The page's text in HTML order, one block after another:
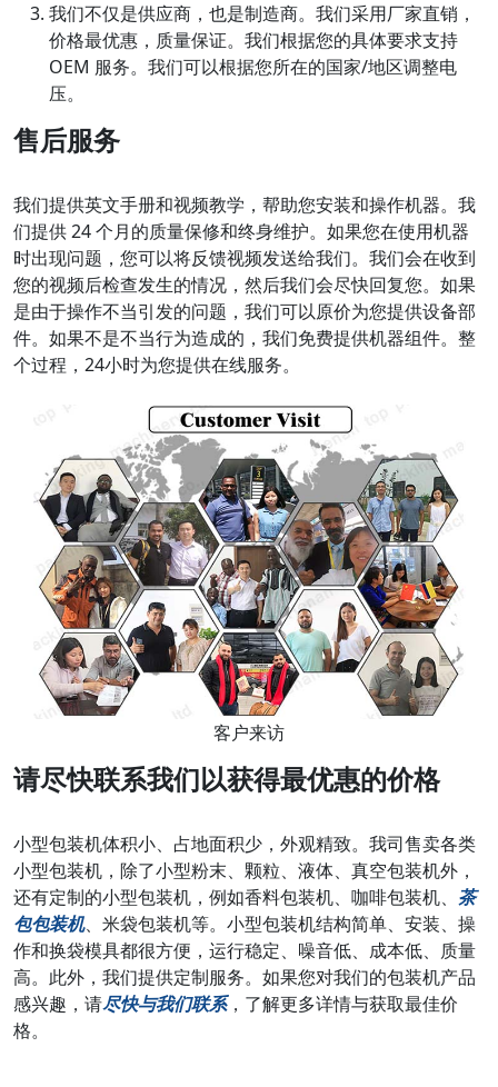
我们不仅是供应商，也是制造商。我们采用厂家直销，
价格最优惠，质量保证。我们根据您的具体要求支持
OEM 服务。我们可以根据您所在的国家/地区调整电
压。
售后服务
我们提供英文手册和视频教学，帮助您安装和操作机器。我
们提供 24 个月的质量保修和终身维护。如果您在使用机器
时出现问题，您可以将反馈视频发送给我们。我们会在收到
您的视频后检查发生的情况，然后我们会尽快回复您。如果
是由于操作不当引发的问题，我们可以原价为您提供设备部
件。如果不是不当行为造成的，我们免费提供机器组件。整
个过程，24小时为您提供在线服务。
客户来访
请尽快联系我们以获得最优惠的价格
小型包装机体积小、占地面积少，外观精致。我司售卖各类
小型包装机，除了小型粉末、颗粒、液体、真空包装机外，
还有定制的小型包装机，例如香料包装机、咖啡包装机、 茶
包包装机、米袋包装机等。小型包装机结构简单、安装、操
作和换袋模具都很方便，运行稳定、噪音低、成本低、质量
高。此外，我们提供定制服务。如果您对我们的包装机产品
感兴趣，请尽快与我们联系，了解更多详情与获取最佳价
格。